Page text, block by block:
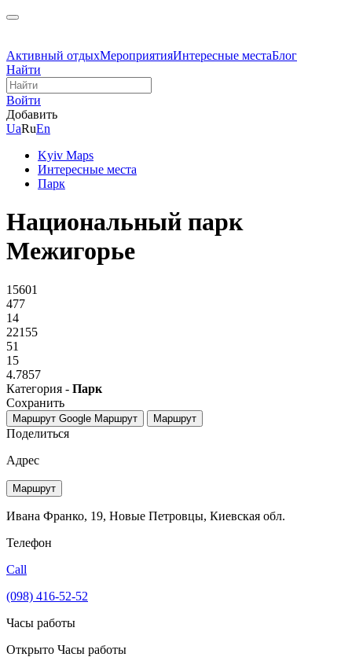
Активный отдыхМероприятияИнтересные местаБлог
Найти
Войти
Добавить
UaRuEn
Kyiv Maps
Интересные места
Парк
Национальный парк
Межигорье
15601
477
14
22155
51
15
4.7857
Категория - Парк
Сохранить
Маршрут Google Маршрут Маршрут
Поделиться
Адрес
Маршрут
Ивана Франко, 19, Новые Петровцы, Киевская обл.
Телефон
Call
(098) 416-52-52
Часы работы
Открыто Часы работы